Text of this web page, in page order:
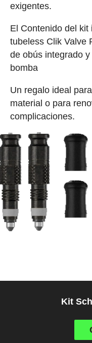
exigentes.
El Contenido del
tubeless Clik Valve
de obús integrado
bomba
Un regalo ideal
material o para
complicaciones.
Kit